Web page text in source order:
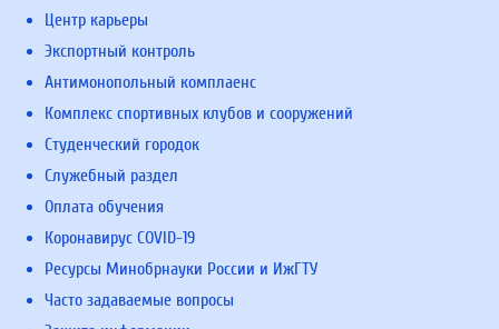
Центр карьеры
Экспортный контроль
Антимонопольный комплаенс
Комплекс спортивных клубов и сооружений
Студенческий городок
Служебный раздел
Оплата обучения
Коронавирус COVID-19
Ресурсы Минобрнауки России и ИжГТУ
Часто задаваемые вопросы